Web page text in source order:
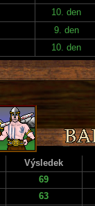
10. den
9. den
10. den
Výsledek
69
63